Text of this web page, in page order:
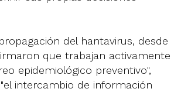
del hantavirus, desde
que trabajan activamente
epidemiológico preventivo",
intercambio de información